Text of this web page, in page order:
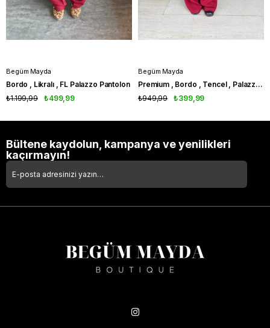
Begüm Mayda
Bordo , Likralı , FL Palazzo Pantolon
₺499,99
₺1.199,99
Begüm Mayda
Premium , Bordo , Tencel , Palazzo Pantolon
₺399,99
₺949,99
Bültene kaydolun, kampanya ve yenilikleri
kaçırmayın!